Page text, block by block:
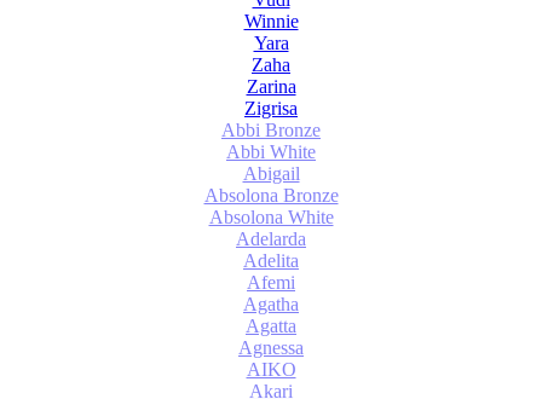
Winnie
Yara
Zaha
Zarina
Zigrisa
Abbi Bronze
Abbi White
Abigail
Absolona Bronze
Absolona White
Adelarda
Adelita
Afemi
Agatha
Agatta
Agnessa
AIKO
Akari